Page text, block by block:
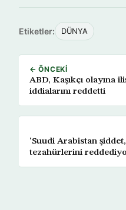
Etiketler: DÜNYA
← ÖNCEKI
ABD, Kaşıkçı olayına
iddialarını reddetti
‘Suudi Arabistan
tezahürlerini